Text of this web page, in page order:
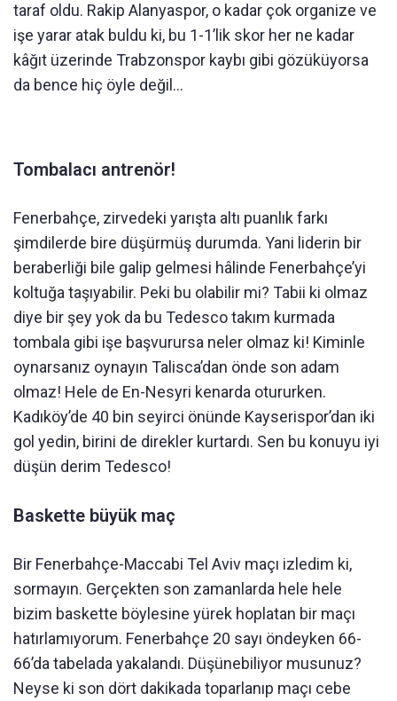
taraf oldu. Rakip Alanyaspor, o kadar çok organize ve
işe yarar atak buldu ki, bu 1-1’lik skor her ne kadar
kâğıt üzerinde Trabzonspor kaybı gibi gözüküyorsa
da bence hiç öyle değil…
Tombalacı antrenör!
Fenerbahçe, zirvedeki yarışta altı puanlık farkı
şimdilerde bire düşürmüş durumda. Yani liderin bir
beraberliği bile galip gelmesi hâlinde Fenerbahçe’yi
koltuğa taşıyabilir. Peki bu olabilir mi? Tabii ki olmaz
diye bir şey yok da bu Tedesco takım kurmada
tombala gibi işe başvurursa neler olmaz ki! Kiminle
oynarsanız oynayın Talisca’dan önde son adam
olmaz! Hele de En-Nesyri kenarda otururken.
Kadıköy’de 40 bin seyirci önünde Kayserispor’dan iki
gol yedin, birini de direkler kurtardı. Sen bu konuyu iyi
düşün derim Tedesco!
Baskette büyük maç
Bir Fenerbahçe-Maccabi Tel Aviv maçı izledim ki,
sormayın. Gerçekten son zamanlarda hele hele
bizim baskette böylesine yürek hoplatan bir maçı
hatırlamıyorum. Fenerbahçe 20 sayı öndeyken 66-
66’da tabelada yakalandı. Düşünebiliyor musunuz?
Neyse ki son dört dakikada toparlanıp maçı cebe